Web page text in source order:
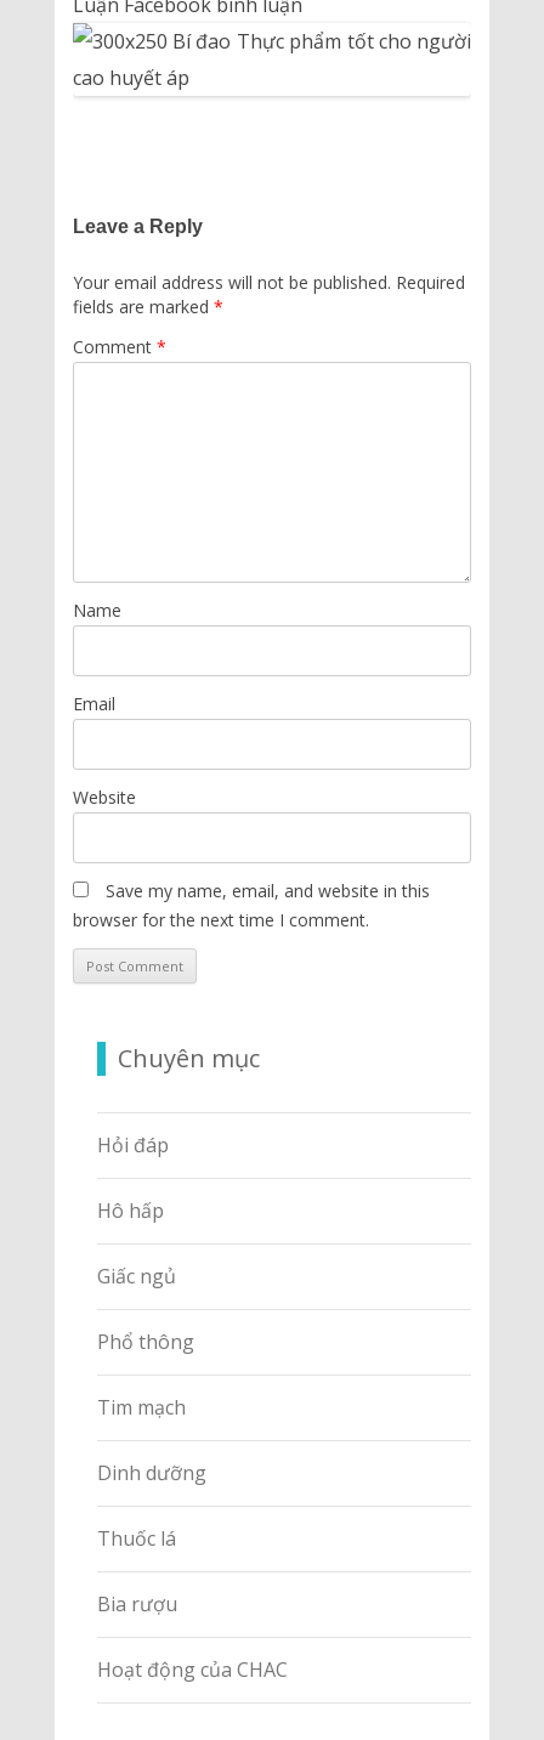
Leave a Reply
Your email address will not be published. Required
fields are marked *
Comment *
Name
Email
Website
Save my name, email, and website in this
browser for the next time I comment.
Chuyên mục
Hỏi đáp
Hô hấp
Giấc ngủ
Phổ thông
Tim mạch
Dinh dưỡng
Thuốc lá
Bia rượu
Hoạt động của CHAC